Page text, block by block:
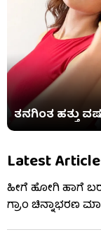
ತನಗಿಂತ ಹತ್ತು
Latest
ಹೀಗೆ ಹೋಗಿ ಹಾಗೆ​
ಗ್ರಾಂ ಚಿನ್ನಾಭರಣ